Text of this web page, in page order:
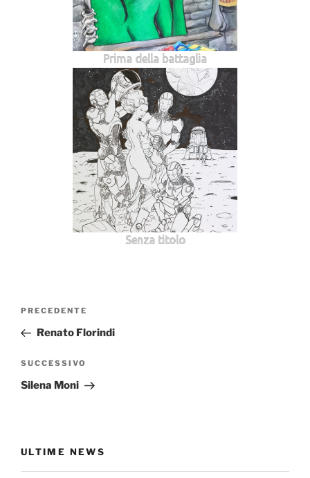
Prima della battaglia
Senza titolo
Navigazione
Articolo
precedente:
PRECEDENTE
Renato Florindi
Articolo
successivo
SUCCESSIVO
Silena Moni
ULTIME NEWS